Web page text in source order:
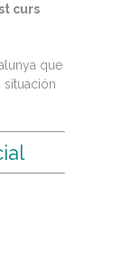
curs
que
situación